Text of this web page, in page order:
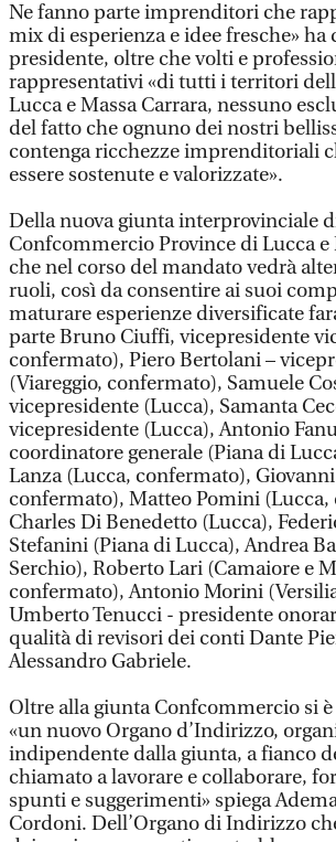
Ne fanno parte imprenditori che
mix di esperienza e idee fresche» ha
presidente, oltre che volti e
rappresentativi «di tutti i territori
Lucca e Massa Carrara, nessuno
del fatto che ognuno dei nostri
contenga ricchezze imprenditoriali
essere sostenute e valorizzate».
Della nuova giunta interprovinciale
Confcommercio Province di Lucca e
che nel corso del mandato vedrà
ruoli, così da consentire ai suoi
maturare esperienze diversificate
parte Bruno Ciuffi, vicepresidente
confermato), Piero Bertolani –
(Viareggio, confermato), Samuele
vicepresidente (Lucca), Samanta
vicepresidente (Lucca), Antonio
coordinatore generale (Piana di
Lanza (Lucca, confermato),
confermato), Matteo Pomini (Lucca,
Charles Di Benedetto (Lucca),
Stefanini (Piana di Lucca), Andrea
Serchio), Roberto Lari (Camaiore e
confermato), Antonio Morini
Umberto Tenucci - presidente
qualità di revisori dei conti Dante
Alessandro Gabriele.
Oltre alla giunta Confcommercio si
«un nuovo Organo d’Indirizzo,
indipendente dalla giunta, a fianco
chiamato a lavorare e collaborare,
spunti e suggerimenti» spiega
Cordoni. Dell’Organo di Indirizzo